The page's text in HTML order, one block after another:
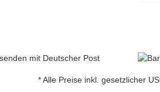
* Alle Preise inkl. gesetzlicher